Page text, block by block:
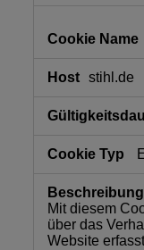
stihl.de
Mit diesem
über das
Website